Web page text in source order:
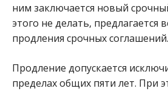
ним заключается новый
этого не делать, предлагается
продления срочных соглашений.
Продление допускается
пределах общих пяти лет. При